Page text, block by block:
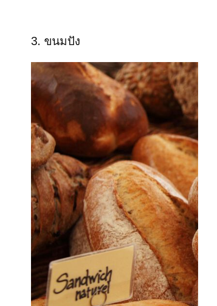
3. ขนมปัง